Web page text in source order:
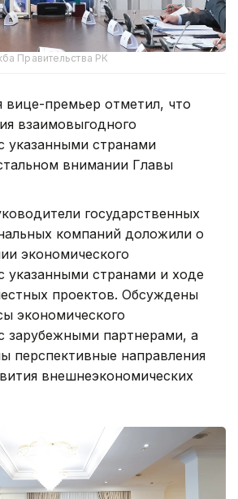
Правительства РК
вице-премьер отметил, что
взаимовыгодного
указанными странами
внимании Главы
государственных
компаний доложили о
экономического
указанными странами и ходе
проектов. Обсуждены
экономического
зарубежными партнерами, а
перспективные направления
внешнеэкономических